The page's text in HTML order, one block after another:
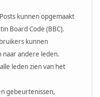
kunnen opgemaakt
Board Code (BBC).
kunnen
andere leden.
leden zien van het
gebeurtenissen,